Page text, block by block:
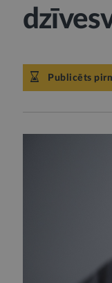
Publicēts